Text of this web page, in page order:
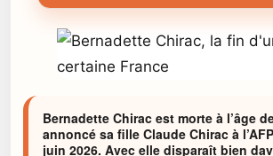
Bernadette Chirac est morte à l’âge
annoncé sa fille Claude Chirac à
juin 2026. Avec elle disparaît bien